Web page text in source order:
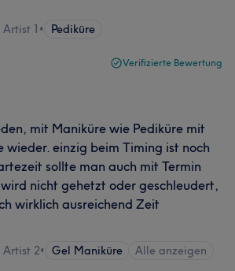
1 • Pediküre
Verifizierte Bewertung
mit Maniküre wie Pediküre mit
wieder. einzig beim Timing ist noch
sollte man auch mit Termin
nicht gehetzt oder geschleudert,
wirklich ausreichend Zeit
Artist 2• Gel Maniküre Alle anzeigen